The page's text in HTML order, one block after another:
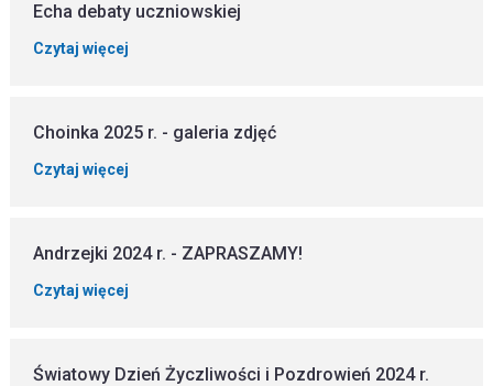
Echa debaty uczniowskiej
Czytaj więcej
Choinka 2025 r. - galeria zdjęć
Czytaj więcej
Andrzejki 2024 r. - ZAPRASZAMY!
Czytaj więcej
Światowy Dzień Życzliwości i Pozdrowień 2024 r.